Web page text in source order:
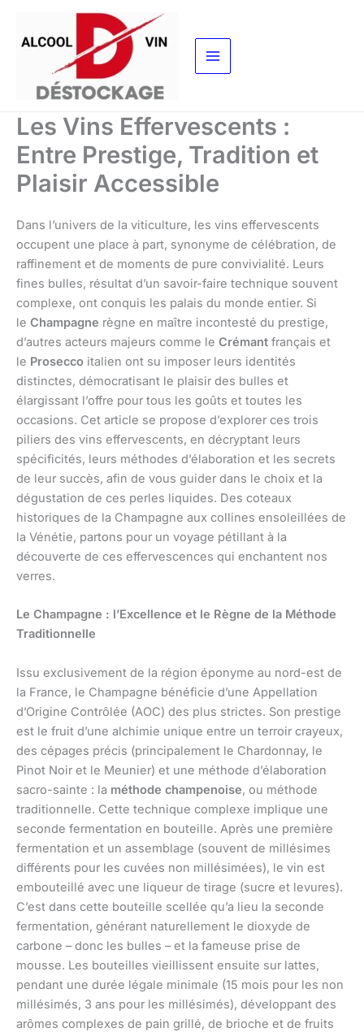
contenu
Les Vins Effervescents :
Entre Prestige, Tradition et
Plaisir Accessible
Dans l’univers de la viticulture, les vins effervescents
occupent une place à part, synonyme de célébration, de
raffinement et de moments de pure convivialité. Leurs
fines bulles, résultat d’un savoir-faire technique souvent
complexe, ont conquis les palais du monde entier. Si
le Champagne règne en maître incontesté du prestige,
d’autres acteurs majeurs comme le Crémant français et
le Prosecco italien ont su imposer leurs identités
distinctes, démocratisant le plaisir des bulles et
élargissant l’offre pour tous les goûts et toutes les
occasions. Cet article se propose d’explorer ces trois
piliers des vins effervescents, en décryptant leurs
spécificités, leurs méthodes d’élaboration et les secrets
de leur succès, afin de vous guider dans le choix et la
dégustation de ces perles liquides. Des coteaux
historiques de la Champagne aux collines ensoleillées de
la Vénétie, partons pour un voyage pétillant à la
découverte de ces effervescences qui enchantent nos
verres.
Le Champagne : l’Excellence et le Règne de la Méthode
Traditionnelle
Issu exclusivement de la région éponyme au nord-est de
la France, le Champagne bénéficie d’une Appellation
d’Origine Contrôlée (AOC) des plus strictes. Son prestige
est le fruit d’une alchimie unique entre un terroir crayeux,
des cépages précis (principalement le Chardonnay, le
Pinot Noir et le Meunier) et une méthode d’élaboration
sacro-sainte : la méthode champenoise, ou méthode
traditionnelle. Cette technique complexe implique une
seconde fermentation en bouteille. Après une première
fermentation et un assemblage (souvent de millésimes
différents pour les cuvées non millésimées), le vin est
embouteillé avec une liqueur de tirage (sucre et levures).
C’est dans cette bouteille scellée qu’a lieu la seconde
fermentation, générant naturellement le dioxyde de
carbone – donc les bulles – et la fameuse prise de
mousse. Les bouteilles vieillissent ensuite sur lattes,
pendant une durée légale minimale (15 mois pour les non
millésimés, 3 ans pour les millésimés), développant des
arômes complexes de pain grillé, de brioche et de fruits